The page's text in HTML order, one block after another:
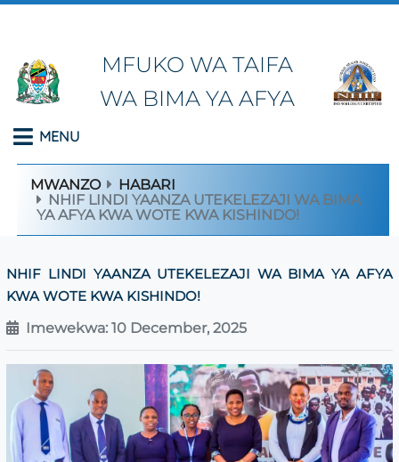
MFUKO WA TAIFA
WA BIMA YA AFYA
MENU
MWANZO
HABARI
NHIF LINDI YAANZA UTEKELEZAJI WA BIMA
YA AFYA KWA WOTE KWA KISHINDO!
NHIF LINDI YAANZA UTEKELEZAJI WA BIMA YA AFYA
KWA WOTE KWA KISHINDO!
Imewekwa: 10 December, 2025